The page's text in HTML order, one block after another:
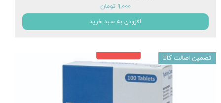
۹,۰۰۰ تومان
افزودن به سبد خرید
تضمین اصالت کالا